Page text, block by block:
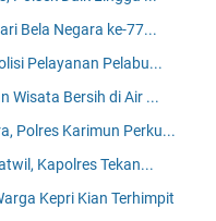
Bela Negara ke-77...
Pelayanan Pelabu...
Wisata Bersih di Air ...
Polres Karimun Perku...
Kapolres Tekan...
Kepri Kian Terhimpit